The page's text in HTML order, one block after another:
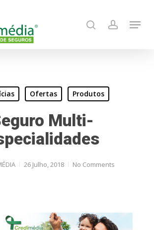
search account
Menu
Ofertas Produtos
Multi-
26 Julho, 2018 No Comments